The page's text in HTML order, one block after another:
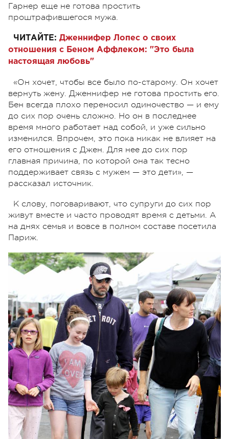
Гарнер еще не готова простить
проштрафившегося мужа.
ЧИТАЙТЕ: Дженнифер Лопес о своих
отношения с Беном Аффлеком: "Это была
настоящая любовь"
«Он хочет, чтобы все было по-старому. Он хочет
вернуть жену. Дженнифер не готова простить его.
Бен всегда плохо переносил одиночество — и ему
до сих пор очень сложно. Но он в последнее
время много работает над собой, и уже сильно
изменился. Впрочем, это пока никак не влияет на
его отношения с Джен. Для нее до сих пор
главная причина, по которой она так тесно
поддерживает связь с мужем — это дети», —
рассказал источник.
К слову, поговаривают, что супруги до сих пор
живут вместе и часто проводят время с детьми. А
на днях семья и вовсе в полном составе посетила
Париж.